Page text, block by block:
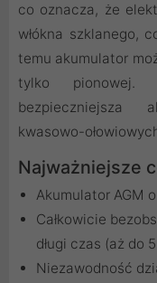
co oznacza, że
włókna szklanego,
temu akumulator
tylko
bezpieczniejsza
kwasowo-
Najważniejsze
Akumulator AGM
Całkowicie
długi czas (aż do
Niezawodność